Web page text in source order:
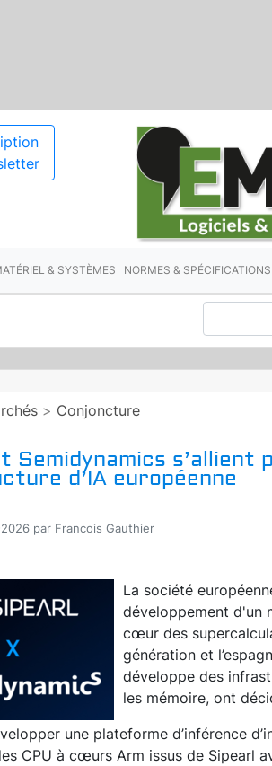
& SYSTÈMES NORMES & SPÉCIFICATIONS
> Conjoncture
Semidynamics s’allient
d’IA européenne
par Francois Gauthier
La société
développement d'un
cœur des
génération et
développe des
les mémoire, ont
une plateforme d’inférence
CPU à cœurs Arm issus de Sipearl